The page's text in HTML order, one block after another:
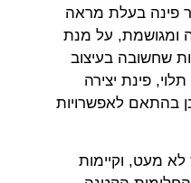
פינה בעלת מראה
ומגושמת, על מנת
שחשובה בעיצוב
פינת יצירה
בהתאם לאפשרויות
לא מעט, וקיימות